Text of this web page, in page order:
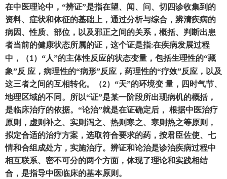
在中医理论中 ， “辨证”是指在望、闻、问、切四诊收集到的
资料、症状和体征的基础上 ， 通过分析与综合 ， 辨清疾病的
病因、性质、部位 ， 以及邪正之间的关系 ， 概括、判断出患
者当前的健康状态所属的证 ， 这个证是指:在疾病发展过程
中 ，（1） “人”的主体性反应的状态变量 ， 包括生理性的“藏
象”反 应 ， 病理性的“病形”反应 ， 药理性的“疗效”反应 ， 以及
这三者之间的互相转化。
（2） “天”的环境变 量 ， 四时气节、
地理区域的不同。所以“证”是某一阶段所出现病机的概括，
是临床治疗的依据。 “论治”就是在证确定后 ， 根据中医治疗
原则 ， 虚则补之、实则泻之、热则寒之、寒则热之等原则 ，
拟定合适的治疗方案 ， 选取符合要求的药 ， 按君臣佐使、七
情和合组成处方 ， 实施治疗。辨证和论治是诊治疾病过程中
相互联系、密不可分的两个方面 ， 体现了理论和实践相结
合 ， 是指导中医临床的基本原则。